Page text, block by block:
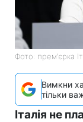
Фото: прем'єрка
Вимкни
тільки
Італія не